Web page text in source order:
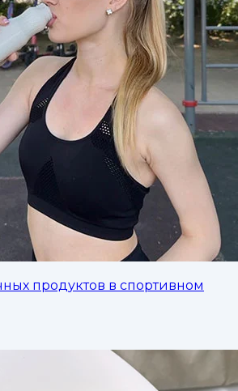
продуктов в спортивном